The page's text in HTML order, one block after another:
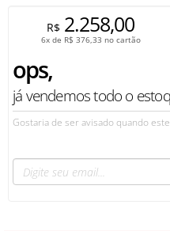
R$2.258,00
6x de R$ 376,33 no cartão
ops,
já vendemos todo o
Gostaria de ser avisado quando